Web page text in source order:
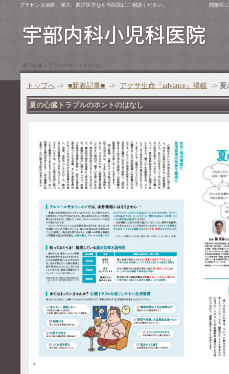
夏の心臓トラブルのホントのはなし
開業医
プラセンタ治療、漢方、西洋医学なら当医院にご相談ください。
トップへ -> ■新着記事■ -> アクサ生命『advance』掲載 -> 夏
夏の心臓トラブルのホントのはなし